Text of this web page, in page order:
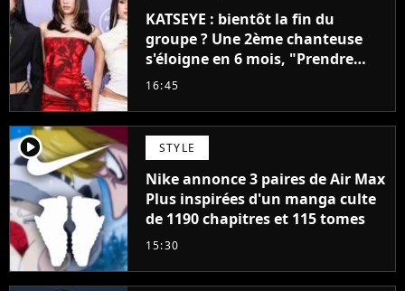
KATSEYE : bientôt la fin du
groupe ? Une 2ème chanteuse
s'éloigne en 6 mois, "Prendre
cette décision n’a pas été facile"
16:45
player2 STYLE
Nike annonce 3 paires de Air Max
Plus inspirées d'un manga culte
de 1190 chapitres et 115 tomes
15:30